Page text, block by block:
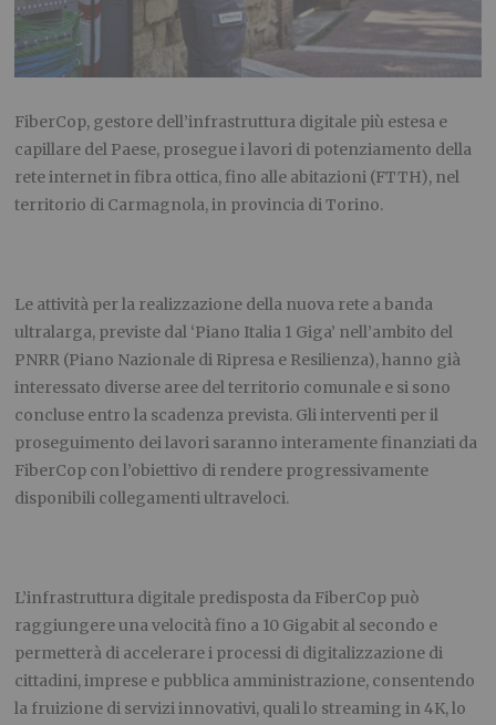
FiberCop, gestore dell’infrastruttura digitale più estesa e
capillare del Paese, prosegue i lavori di potenziamento della
rete internet in fibra ottica, fino alle abitazioni (FTTH), nel
territorio di Carmagnola, in provincia di Torino.
Le attività per la realizzazione della nuova rete a banda
ultralarga, previste dal ‘Piano Italia 1 Giga’ nell’ambito del
PNRR (Piano Nazionale di Ripresa e Resilienza), hanno già
interessato diverse aree del territorio comunale e si sono
concluse entro la scadenza prevista. Gli interventi per il
proseguimento dei lavori saranno interamente finanziati da
FiberCop con l’obiettivo di rendere progressivamente
disponibili collegamenti ultraveloci.
L’infrastruttura digitale predisposta da FiberCop può
raggiungere una velocità fino a 10 Gigabit al secondo e
permetterà di accelerare i processi di digitalizzazione di
cittadini, imprese e pubblica amministrazione, consentendo
la fruizione di servizi innovativi, quali lo streaming in 4K, lo